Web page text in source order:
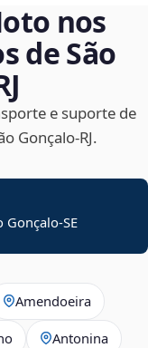
nos
de São
e suporte de
Gonçalo‑RJ.
Gonçalo-SE
Amendoeira
Antonina